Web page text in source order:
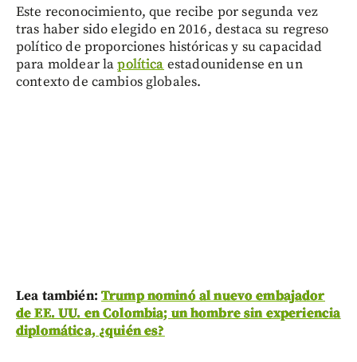
Este reconocimiento, que recibe por segunda vez
tras haber sido elegido en 2016, destaca su regreso
político de proporciones históricas y su capacidad
para moldear lapolítica estadounidense en un
contexto de cambios globales.
Lea también: Trump nominó al nuevo embajador
de EE. UU. en Colombia; un hombre sin experiencia
diplomática, ¿quién es?